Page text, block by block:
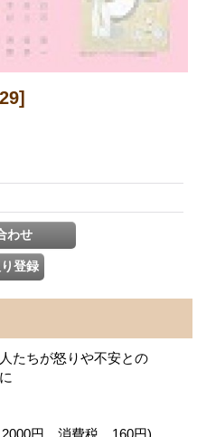
たちが怒りや不安との